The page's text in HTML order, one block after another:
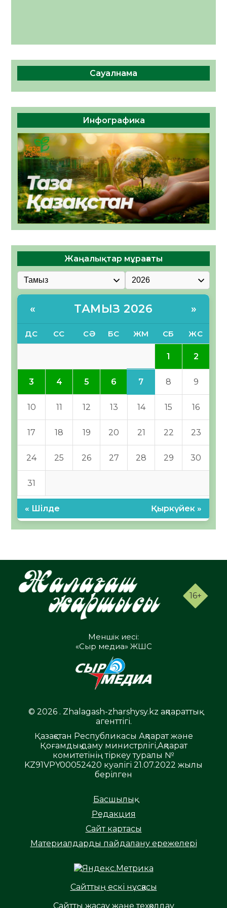
Сауалнама
Инфографика
Жаңалықтар мұрағаты
« ТАМЫЗ 2026 »
ДС СС СӘ БС ЖМ СБ ЖС
1 2
3 4 5 6 7 8 9
10 11 12 13 14 15 16
17 18 19 20 21 22 23
24 25 26 27 28 29 30
31
« Шілде Қыркүйек »
16+
Меншік иесі:
«Сыр медиа» ЖШС
© 2026 . Zhalagash-zharshysy.kz ақпараттық
агенттігі.
Қазақстан Республикасы Ақпарат және
Қоғамдық даму министрлігі,Ақпарат
комитетінің тіркеу туралы №
KZ91VPY00052420 куәлігі 21.07.2022 жылы
берілген
Басшылық
Редакция
Сайт картасы
Материалдарды пайдалану ережелері
Сайттың ескі нұсқасы
Сайтты жасау және техқолдау